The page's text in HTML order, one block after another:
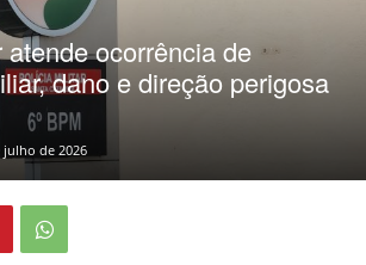
ocorrência de
dano e direção perigosa
julho de 2026